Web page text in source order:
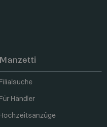
Manzetti
Händler